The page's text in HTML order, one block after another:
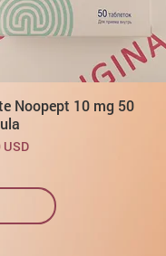
Noopept 10 mg 50
USD